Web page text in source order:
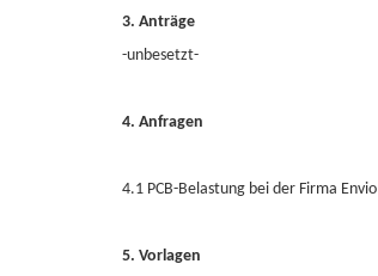
3. Anträge
-unbesetzt-
4. Anfragen
4.1 PCB-Belastung bei der Firma Envio
5. Vorlagen